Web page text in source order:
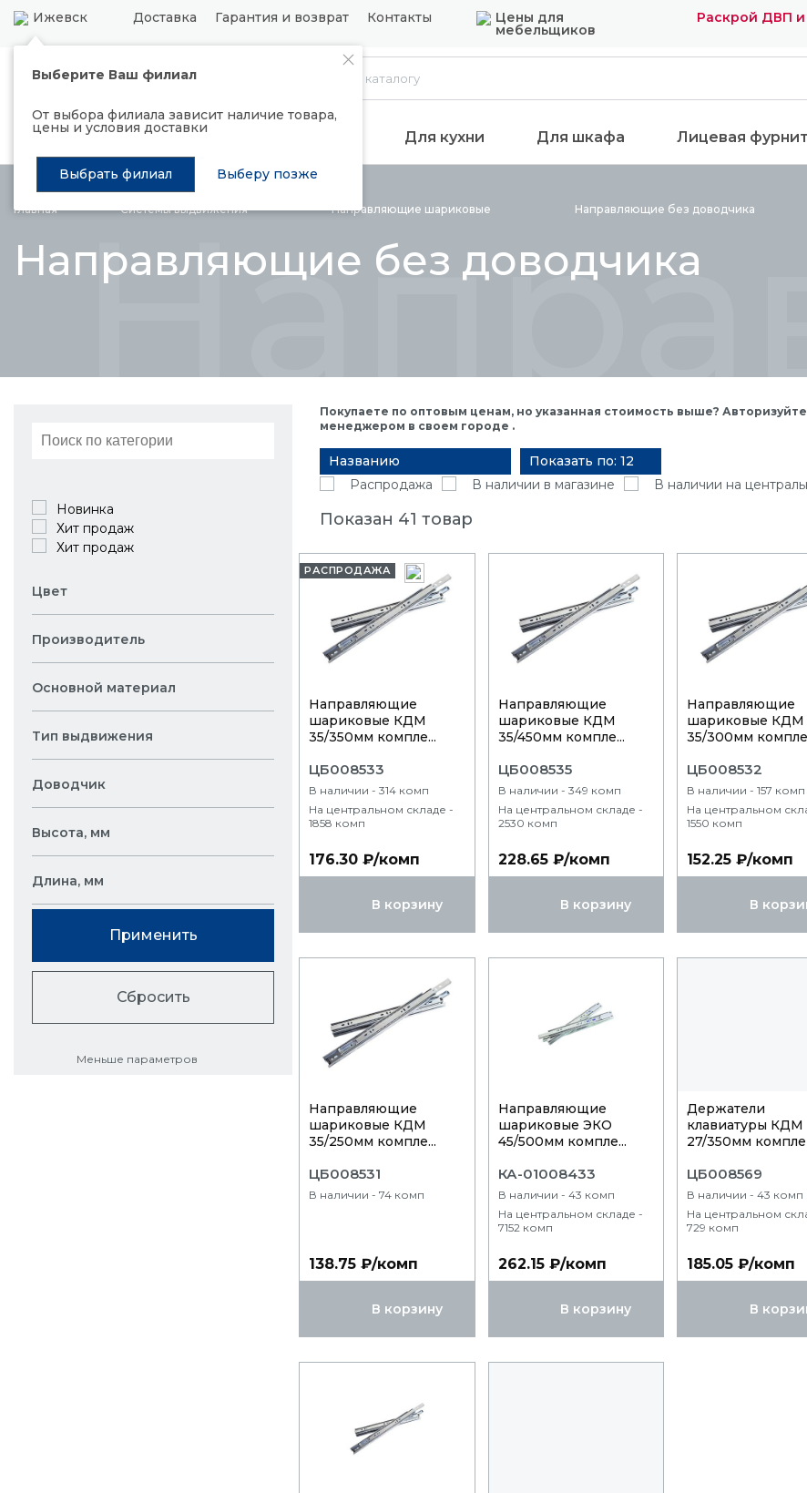
Ижевск Доставка Гарантия и возврат Контакты Цены для
мебельщиков
Раскрой ДВП
Выберите Ваш филиал
От выбора филиала зависит наличие товара,
цены и условия доставки
Выбрать филиал Выберу позже
Каталог
Распродажа Подъемные механизмы Для кухни Для шкафа Лицевая
Главная Системывыдвижения Направляющие шариковые Направляющие без доводчика
Направляющие без доводчика
Новинка
Хит продаж
Хит продаж
Цвет
Производитель
Основной материал
Тип выдвижения
Доводчик
Высота, мм
Длина, мм
Применить
Сбросить
Меньше параметров
Покупаете по оптовым ценам, но указанная стоимость выше?
менеджером в своем городе .
Названию
Показать по: 12
Распродажа
В наличии в магазине В наличии на
Показан 41 товар
РАСПРОДАЖА
Направляющие
шариковые КДМ
35/350мм компле...
ЦБ008533
В наличии - 314 комп
На центральном складе -
1858 комп
176.30 ₽/комп
В корзину
Направляющие
шариковые КДМ
35/450мм компле...
ЦБ008535
В наличии - 349 комп
На центральном складе -
2530 комп
228.65 ₽/комп
В корзину
Направляющие
шариковые КДМ
35/300мм
ЦБ008532
В наличии - 157 комп
На центральном
1550 комп
152.25 ₽/комп
В
Направляющие
шариковые КДМ
35/250мм компле...
ЦБ008531
В наличии - 74 комп
138.75 ₽/комп
В корзину
Направляющие
шариковые ЭКО
45/500мм компле...
КА-01008433
В наличии - 43 комп
На центральном складе -
7152 комп
262.15 ₽/комп
В корзину
Держатели
клавиатуры КДМ
27/350мм
ЦБ008569
В наличии - 43 комп
На центральном
729 комп
185.05 ₽/комп
В